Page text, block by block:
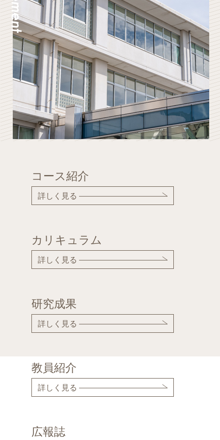
コース紹介
詳しく見る
カリキュラム
詳しく見る
研究成果
詳しく見る
教員紹介
詳しく見る
広報誌